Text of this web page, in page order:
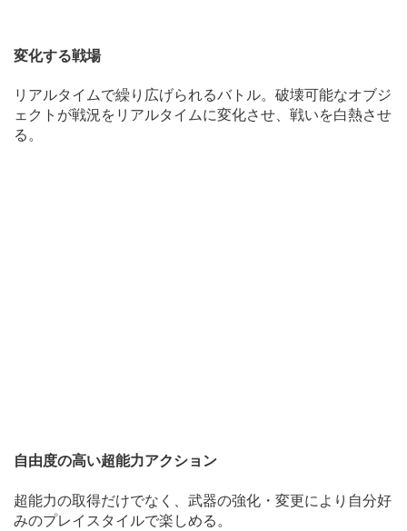
変化する戦場
リアルタイムで繰り広げられるバトル。破壊可能なオブジ
ェクトが戦況をリアルタイムに変化させ、戦いを白熱させ
る。
自由度の高い超能力アクション
超能力の取得だけでなく、武器の強化・変更により自分好
みのプレイスタイルで楽しめる。